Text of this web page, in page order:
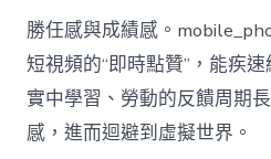
勝任感與成績感。
短視頻的“即時點贊”，能疾
實中學習、勞動的反饋周期
感，進而迴避到虛擬世界。